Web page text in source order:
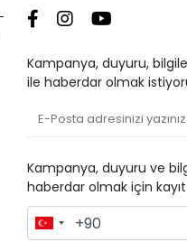
Kampanya, duyuru,
ile haberdar olmak
Kampanya, duyuru ve
haberdar olmak için